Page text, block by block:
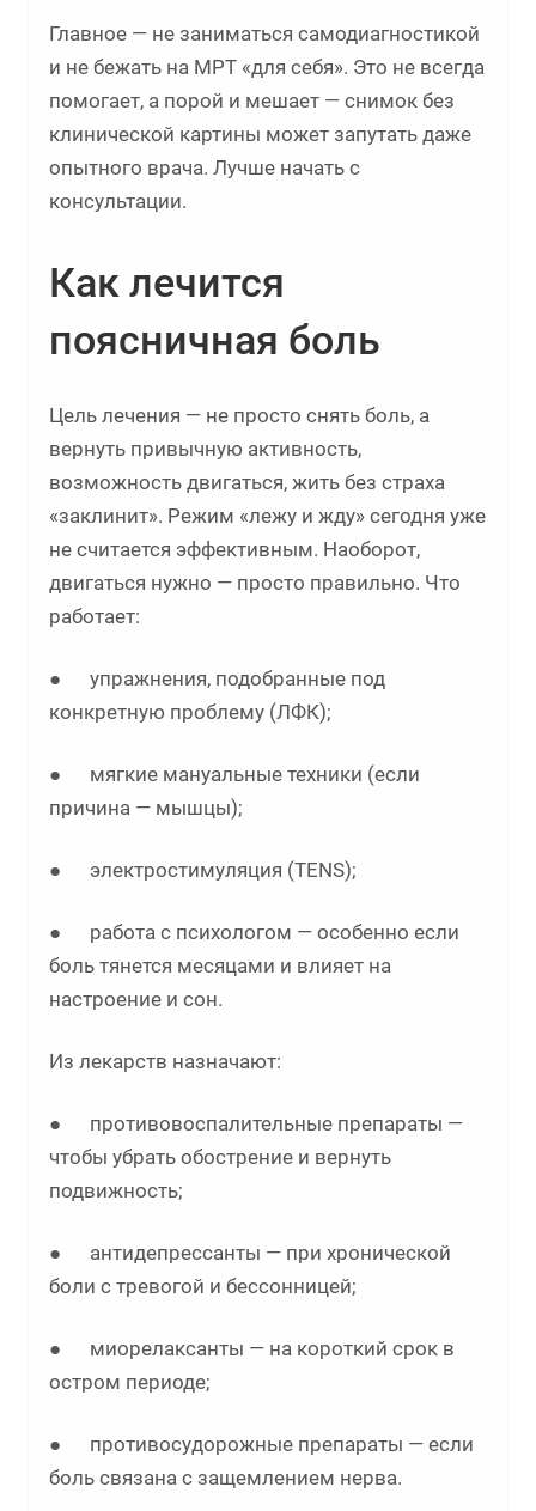
Главное — не заниматься самодиагностикой
и не бежать на МРТ «для себя». Это не всегда
помогает, а порой и мешает — снимок без
клинической картины может запутать даже
опытного врача. Лучше начать с
консультации.
Как лечится
поясничная боль
Цель лечения — не просто снять боль, а
вернуть привычную активность,
возможность двигаться, жить без страха
«заклинит». Режим «лежу и жду» сегодня уже
не считается эффективным. Наоборот,
двигаться нужно — просто правильно. Что
работает:
● упражнения, подобранные под
конкретную проблему (ЛФК);
● мягкие мануальные техники (если
причина — мышцы);
● электростимуляция (TENS);
● работа с психологом — особенно если
боль тянется месяцами и влияет на
настроение и сон.
Из лекарств назначают:
● противовоспалительные препараты —
чтобы убрать обострение и вернуть
подвижность;
● антидепрессанты — при хронической
боли с тревогой и бессонницей;
● миорелаксанты — на короткий срок в
остром периоде;
● противосудорожные препараты — если
боль связана с защемлением нерва.